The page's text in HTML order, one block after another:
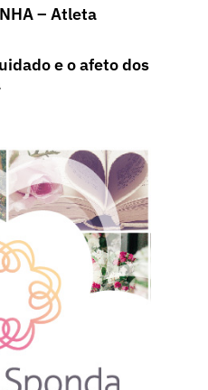
– Atleta
e o afeto dos